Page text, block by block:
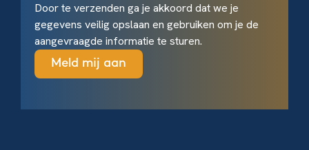
Door te verzenden ga je akkoord dat we je
gegevens veilig opslaan en gebruiken om je de
aangevraagde informatie te sturen.